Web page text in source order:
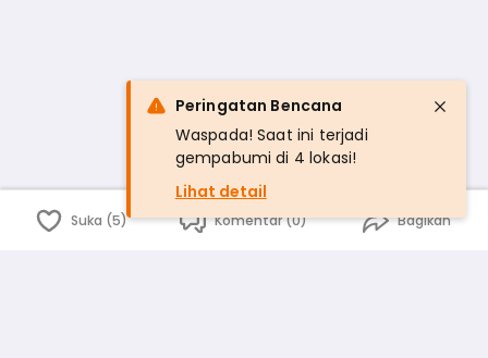
Suka (5) Komentar (0) Bagikan
Peringatan Bencana
Waspada! Saat ini terjadi
gempabumi di 4 lokasi!
Lihat detail